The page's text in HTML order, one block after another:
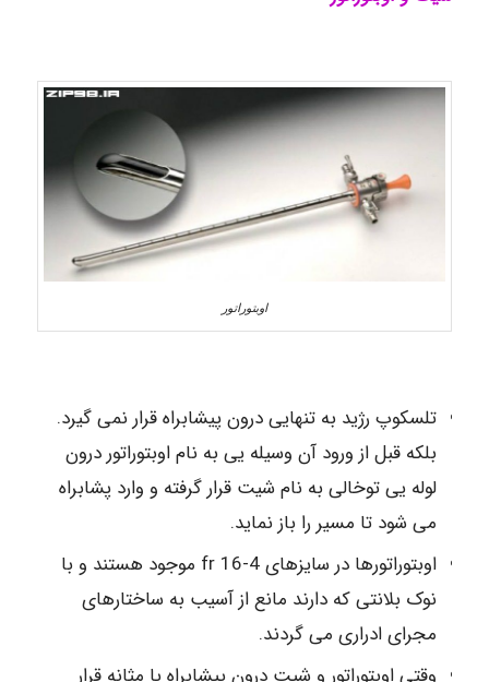
اوبتوراتور
تلسکوپ رژید به تنهایی درون پیشابراه قرار نمی گیرد.
بلکه قبل از ورود آن وسیله یی به نام اوبتوراتور درون
لوله یی توخالی به نام شیت قرار گرفته و وارد پشابراه
می شود تا مسیر را باز نماید.
اوبتوراتورها در سایزهای 4-16 fr موجود هستند و با
نوک بلانتی که دارند مانع از آسیب به ساختارهای
مجرای ادراری می گردند.
وقتی اوبتوراتور و شیت درون پیشابراه یا مثانه قرار